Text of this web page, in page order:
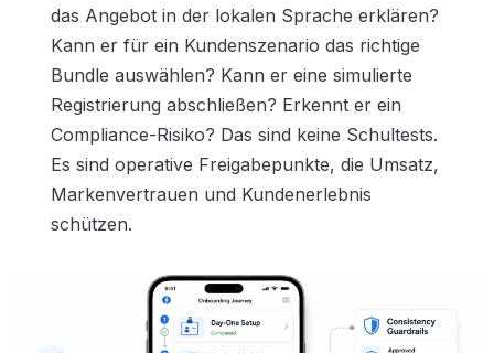
das Angebot in der lokalen Sprache erklären?
Kann er für ein Kundenszenario das richtige
Bundle auswählen? Kann er eine simulierte
Registrierung abschließen? Erkennt er ein
Compliance-Risiko? Das sind keine Schultests.
Es sind operative Freigabepunkte, die Umsatz,
Markenvertrauen und Kundenerlebnis
schützen.